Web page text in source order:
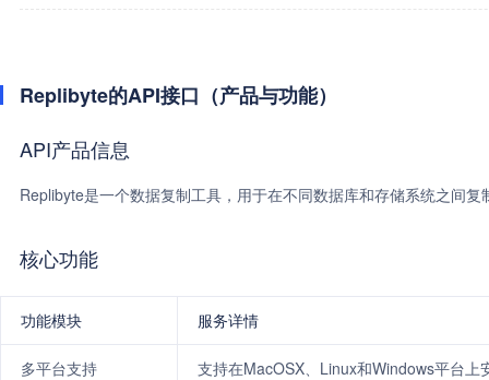
Replibyte的API接口（产品与功能）
API产品信息
Replibyte是一个数据复制工具，用于在不同数据库和存储系统之间复
核心功能
功能模块 服务详情
多平台支持 支持在MacOSX、Linux和Windows平台上